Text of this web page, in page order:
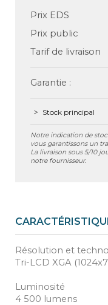
Prix EDS
Prix public
Tarif de livraison
Garantie :
Stock principal
Notre indication de
vous garantissons un
La livraison sous 5/10
notre fournisseur.
Résolution et
Tri-LCD XGA
Luminosité
4 500 lumens